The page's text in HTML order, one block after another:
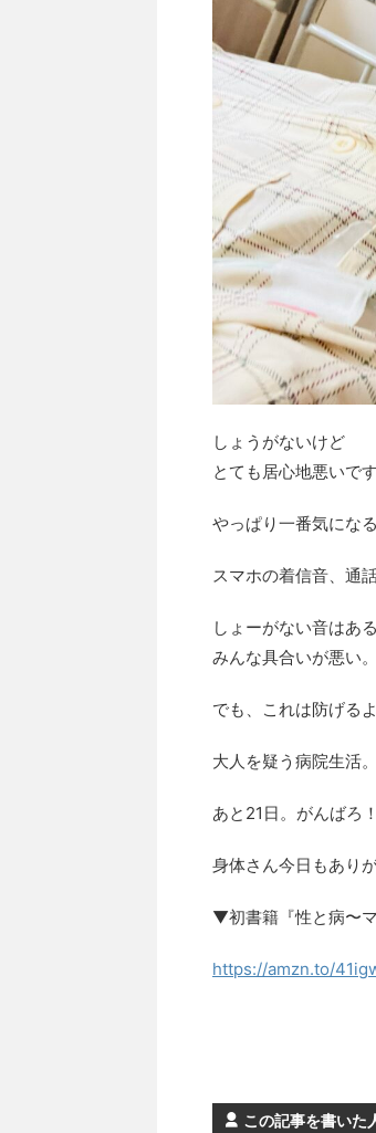
しょうがないけど
とても居心地悪いで
やっぱり一番気にな
スマホの着信音、通
しょーがない音はある
みんな具合いが悪い。
でも、これは防げる
大人を疑う病院生活。
あと21日。がんばろ！
身体さん今日もあり
▼初書籍『性と病〜
https://amzn.to/
この記事を書いた